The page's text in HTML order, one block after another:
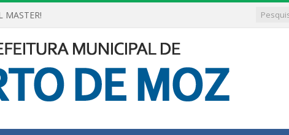
MASTER!